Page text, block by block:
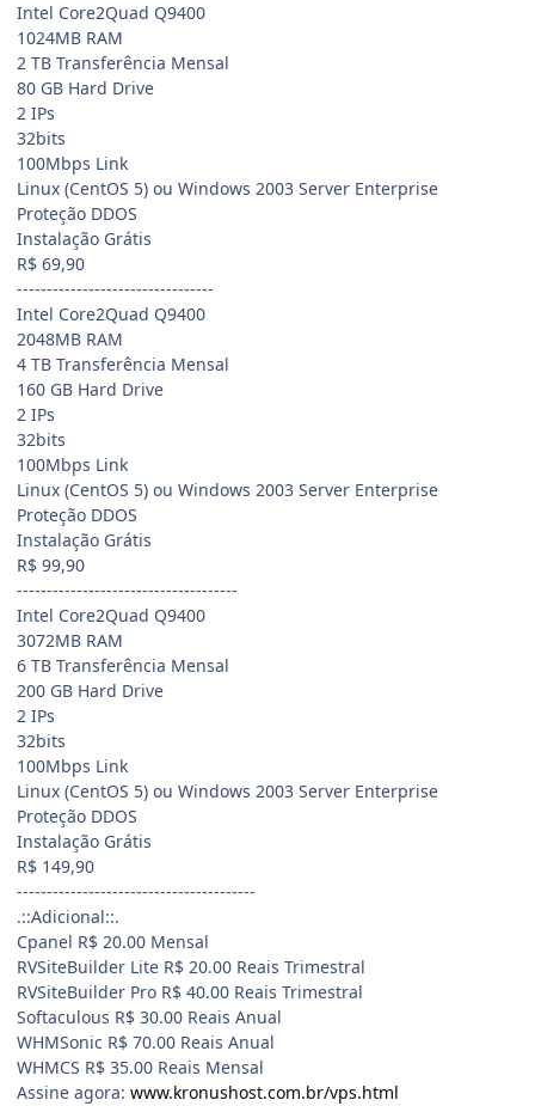
Intel Core2Quad Q9400
1024MB RAM
2 TB Transferência Mensal
80 GB Hard Drive
2 IPs
32bits
100Mbps Link
Linux (CentOS 5) ou Windows 2003 Server Enterprise
Proteção DDOS
Instalação Grátis
R$ 69,90
---------------------------------
Intel Core2Quad Q9400
2048MB RAM
4 TB Transferência Mensal
160 GB Hard Drive
2 IPs
32bits
100Mbps Link
Linux (CentOS 5) ou Windows 2003 Server Enterprise
Proteção DDOS
Instalação Grátis
R$ 99,90
-------------------------------------
Intel Core2Quad Q9400
3072MB RAM
6 TB Transferência Mensal
200 GB Hard Drive
2 IPs
32bits
100Mbps Link
Linux (CentOS 5) ou Windows 2003 Server Enterprise
Proteção DDOS
Instalação Grátis
R$ 149,90
----------------------------------------
.::Adicional::.
Cpanel R$ 20.00 Mensal
RVSiteBuilder Lite R$ 20.00 Reais Trimestral
RVSiteBuilder Pro R$ 40.00 Reais Trimestral
Softaculous R$ 30.00 Reais Anual
WHMSonic R$ 70.00 Reais Anual
WHMCS R$ 35.00 Reais Mensal
Assine agora: www.kronushost.com.br/vps.html